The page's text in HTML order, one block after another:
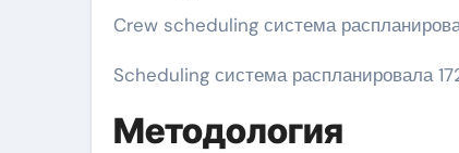
Crew scheduling система
Scheduling система распланировала
Методология